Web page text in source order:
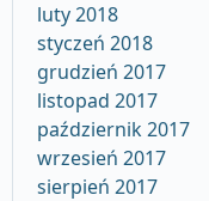
luty 2018
styczeń 2018
grudzień 2017
listopad 2017
październik 2017
wrzesień 2017
sierpień 2017